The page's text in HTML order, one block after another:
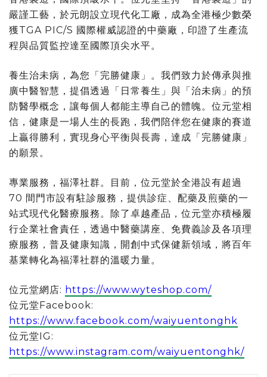
嚴謹工藝，於元朗設立現代化工廠，成為全港極少數榮
獲TGA PIC/S 國際權威認證的中藥廠，印證了生產流
程與品質監控達至國際頂尖水平。
養生治未病，為您「完勝健康」。我們致力於傳承與推
廣中醫智慧，提倡透過「日常養生」與「治未病」的預
防醫學概念，讓每個人都能主導自己的體魄。位元堂相
信，健康是一場人生的長跑，我們陪伴您在健康的賽道
上贏得勝利，實現身心平衡與長壽，達成「完勝健康」
的願景。
專業服務，福澤社群。目前，位元堂於全港設有超過
70 間門市設有駐診服務，提供診症、配藥及煎藥的一
站式現代化醫療服務。除了卓越產品，位元堂亦積極履
行企業社會責任，透過中醫藥講座、免費義診及各項理
療服務，普及健康知識，開創中式保健新領域，將百年
基業轉化為福澤社群的溫暖力量。
位元堂網店: https://www.wyteshop.com/
位元堂Facebook:
https://www.facebook.com/waiyuentonghk
位元堂IG:
https://www.instagram.com/waiyuentonghk/